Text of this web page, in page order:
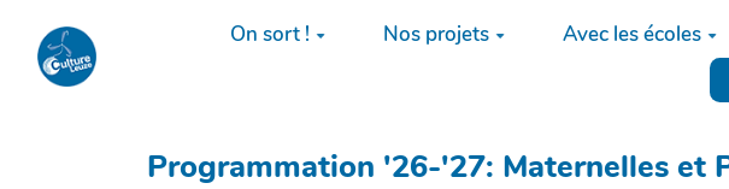
Aller au contenu principalOn sort ! Nos projets Avec les écoles
Programmation '26-'27: Maternelles et